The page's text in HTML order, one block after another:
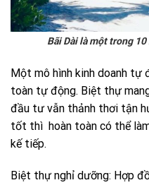
Bãi Dài là một trong
Một mô hình kinh doanh tự
toàn tự động. Biệt thự
đầu tư vẫn thảnh thơi tận
tốt thì hoàn toàn có thể
kế tiếp.
Biệt thự nghỉ dưỡng: Hợp